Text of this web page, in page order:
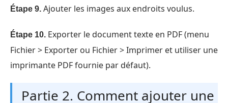
Étape 9. Ajouter les images aux endroits voulus.
Étape 10. Exporter le document texte en PDF (menu
Fichier > Exporter ou Fichier > Imprimer et utiliser une
imprimante PDF fournie par défaut).
Partie 2. Comment ajouter une